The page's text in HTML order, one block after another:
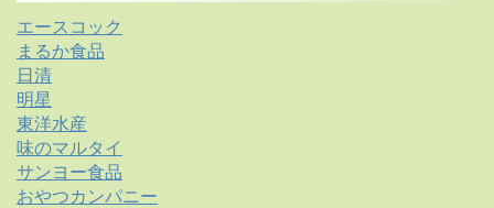
エースコック
まるか食品
日清
明星
東洋水産
味のマルタイ
サンヨー食品
おやつカンパニー